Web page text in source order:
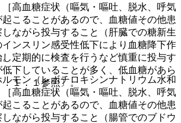
定期的に検査を行うなど慎重に投与す
下していることが多く、低血糖があら
１．１参照〕。
高血糖症状（嘔気・嘔吐、脱水、呼気
こることがあるので、血糖値その他患
ながら投与すること（肝臓での糖新生
ンスリン感受性低下により血糖降下作
モン（レボチロキシンナトリウム水和
高血糖症状（嘔気・嘔吐、脱水、呼気
こることがあるので、血糖値その他患
ながら投与すること（腸管でのブドウ